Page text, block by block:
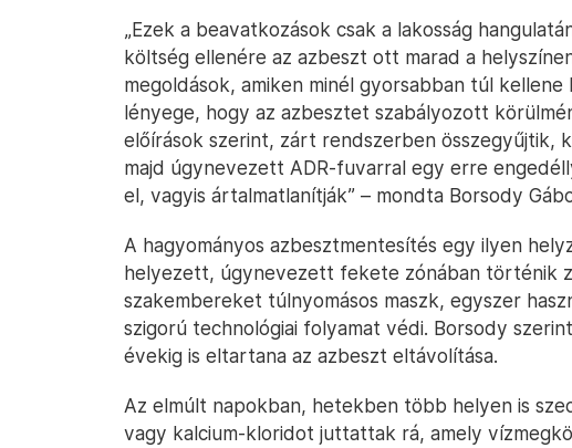
„Ezek a beavatkozások csak a lakosság
költség ellenére az azbeszt ott marad a
megoldások, amiken minél gyorsabban túl
lényege, hogy az azbesztet szabályozott
előírások szerint, zárt rendszerben összegyűjtik,
majd úgynevezett ADR-fuvarral egy erre
el, vagyis ártalmatlanítják” – mondta Borsody
A hagyományos azbesztmentesítés egy ilyen
helyezett, úgynevezett fekete zónában történik
szakembereket túlnyomásos maszk, egyszer
szigorú technológiai folyamat védi. Borsody
évekig is eltartana az azbeszt eltávolítása.
Az elmúlt napokban, hetekben több helyen is
vagy kalcium-kloridot juttattak rá, amely